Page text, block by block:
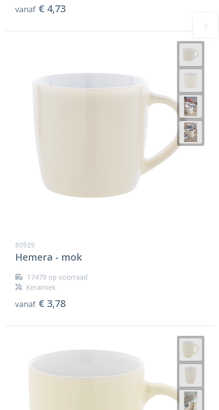
vanaf € 4,73
80929
Hemera - mok
17479 op voorraad
Keramiek
vanaf € 3,78